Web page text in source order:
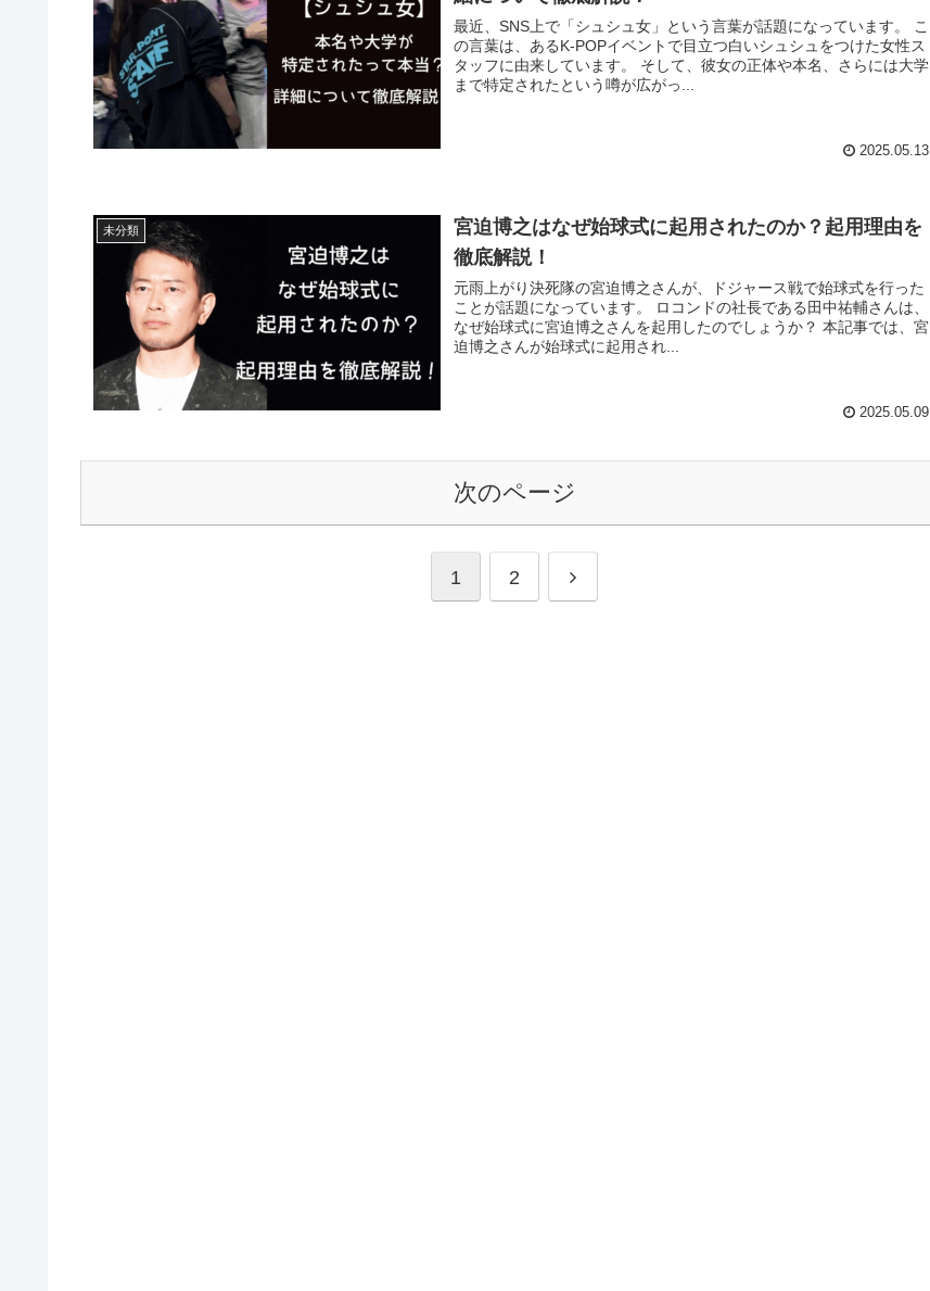
最近、SNS上で「シュシュ女」という言葉が話題になっています。 こ
の言葉は、あるK-POPイベントで目立つ白いシュシュをつけた女性ス
タッフに由来しています。 そして、彼女の正体や本名、さらには大学
まで特定されたという噂が広がっ...
2025.05.13
未分類
宮迫博之はなぜ始球式に起用されたのか？起用理由を
徹底解説！
元雨上がり決死隊の宮迫博之さんが、ドジャース戦で始球式を行った
ことが話題になっています。 ロコンドの社長である田中祐輔さんは、
なぜ始球式に宮迫博之さんを起用したのでしょうか？ 本記事では、宮
迫博之さんが始球式に起用され...
2025.05.09
次のページ
1 2